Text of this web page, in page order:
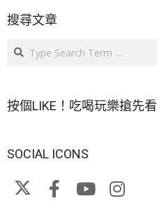
搜尋文章
Search
按個LIKE！吃喝玩樂搶先看
SOCIAL ICONS